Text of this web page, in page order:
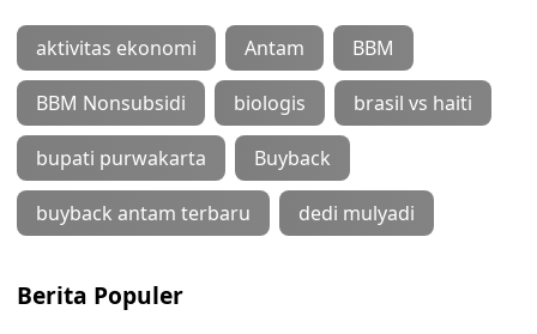
aktivitas ekonomi Antam BBM
BBM Nonsubsidi biologis brasil vs haiti
bupati purwakarta Buyback
buyback antam terbaru dedi mulyadi
Berita Populer